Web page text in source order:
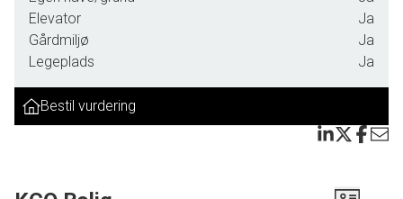
Lejligheden ligger i stueplan og åbner sig ud mod en skøn
privat terrasse, en naturlig forlængelse af boligen, hvor
øjeblik med en bog får en særlig stemning. Indenfor mødes
du af 120 velindrettede kvadratmeter, hvor lys, luft og
materialer går op i en højere enhed. En bolig, der både
Elevator
Ja
Gårdmiljø
Ja
Legeplads
Ja
Bestil vurdering